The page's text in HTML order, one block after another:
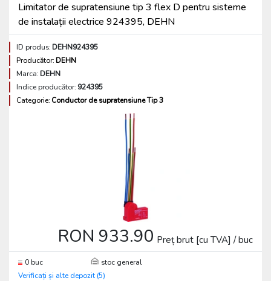
Limitator de supratensiune tip 3 flex D pentru sisteme
de instalații electrice 924395, DEHN
ID produs:DEHN924395
Producător:DEHN
Marca:DEHN
Indice producător: 924395
Categorie: Conductor de supratensiune Tip 3
RON 933.90 Preț brut [cu TVA] / buc
0 buc
stoc general
Verificați și alte depozit (5)